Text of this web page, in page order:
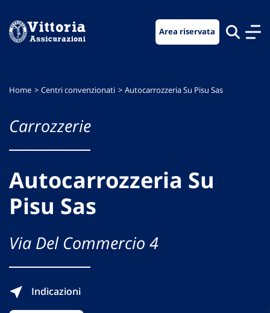
menu
contenuto
footer
Area riservata
Home Centri convenzionati Autocarrozzeria Su Pisu Sas
Carrozzerie
Autocarrozzeria Su
Pisu Sas
Via Del Commercio 4
Indicazioni